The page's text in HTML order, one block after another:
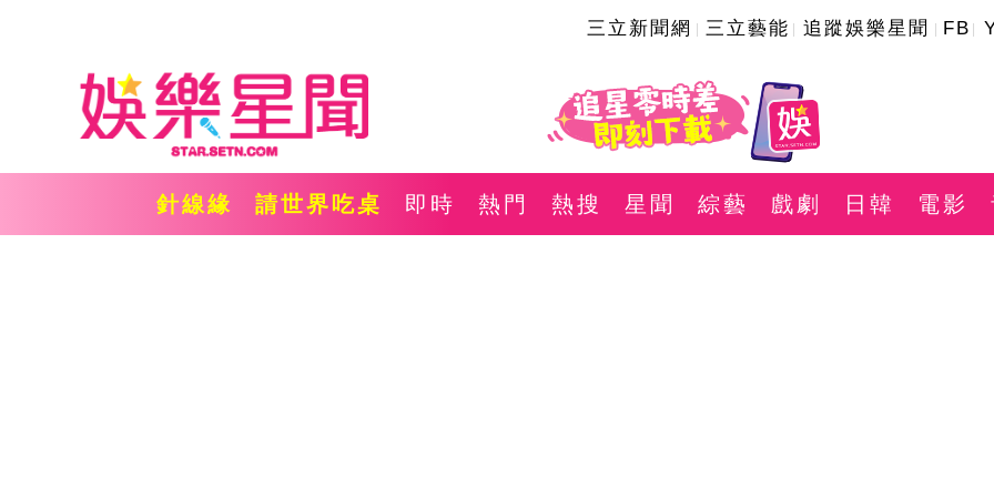
三立新聞網 三立藝能 追蹤娛樂星聞 FB
針線緣 請世界吃桌 即時 熱門 熱搜 星聞 綜藝 戲劇 日韓 電影